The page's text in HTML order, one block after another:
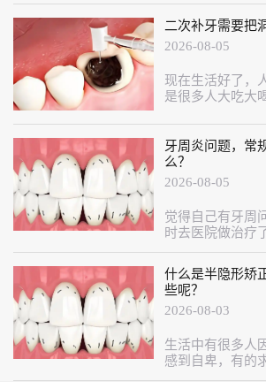
到都不是补牙能
二次补牙需要把
2026-08-05
现在生活好了，
是很多人大吃大
学技术也先进，
治疗。
牙周炎问题，常
么？
2026-08-05
觉得自己有牙周
时去医院做治疗
行干预的话，是
周炎治疗要及时
什么是半隐形矫
些呢？
2026-08-03
生活中有很多人
感到自卑，有的
人能不能做牙齿